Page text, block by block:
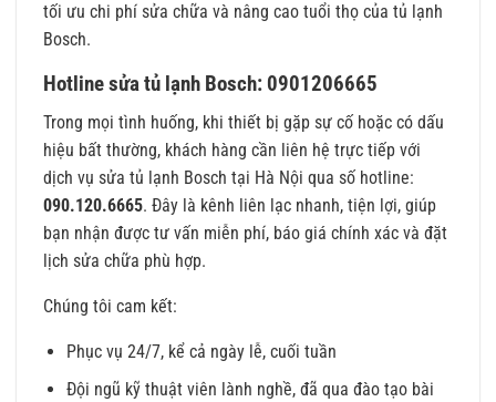
tối ưu chi phí sửa chữa và nâng cao tuổi thọ của tủ lạnh
Bosch.
Hotline sửa tủ lạnh Bosch: 0901206665
Trong mọi tình huống, khi thiết bị gặp sự cố hoặc có dấu
hiệu bất thường, khách hàng cần liên hệ trực tiếp với
dịch vụ sửa tủ lạnh Bosch tại Hà Nội qua số hotline:
090.120.6665. Đây là kênh liên lạc nhanh, tiện lợi, giúp
bạn nhận được tư vấn miễn phí, báo giá chính xác và đặt
lịch sửa chữa phù hợp.
Chúng tôi cam kết:
Phục vụ 24/7, kể cả ngày lễ, cuối tuần
Đội ngũ kỹ thuật viên lành nghề, đã qua đào tạo bài